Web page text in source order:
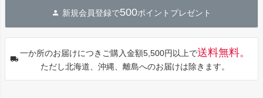
へ
新規会員登録で500ポイントプレゼント
一か所のお届けにつきご購入金額5,500円以上で送料無料。
ただし北海道、沖縄、離島へのお届けは除きます。